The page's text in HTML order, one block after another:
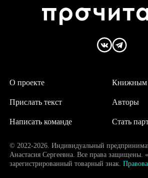
О проекте
Написать команде
Авторы
Прислать текст
Книжным
Стать
© 2022-2026. Индивидуальный
Анастасия Сергеевна. Все права защищены.
зарегистрированный товарный знак.